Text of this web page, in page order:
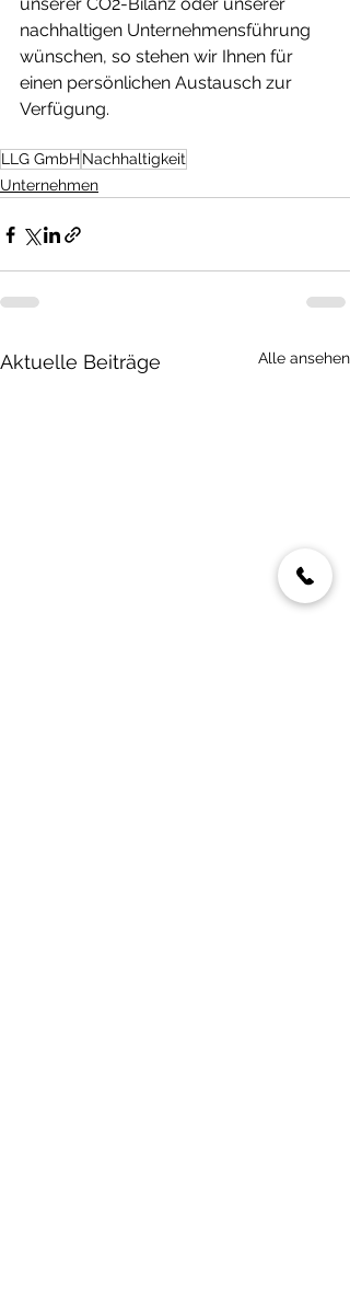
unserer CO2-Bilanz oder unserer
nachhaltigen Unternehmensführung
wünschen, so stehen wir Ihnen für
einen persönlichen Austausch zur
Verfügung.
LLG GmbH Nachhaltigkeit
Unternehmen
Aktuelle Beiträge Alle ansehen